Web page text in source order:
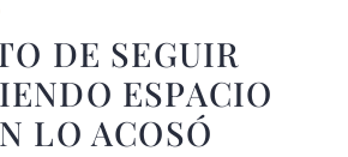
DE SEGUIR
ESPACIO
LO ACOSÓ